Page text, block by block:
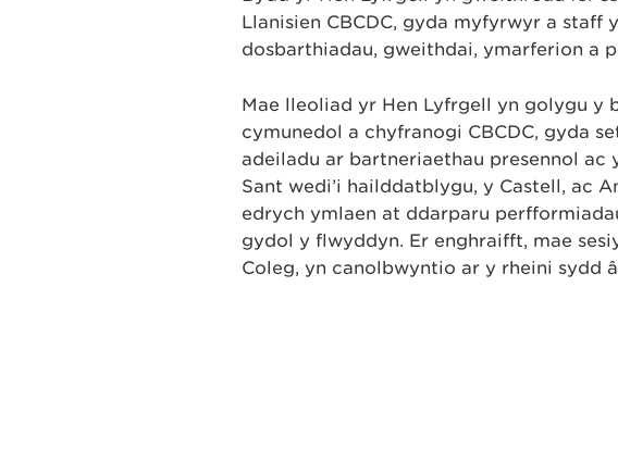
Llanisien CBCDC, gyda myfyrwyr a
dosbarthiadau, gweithdai, ymarferion a
Mae lleoliad yr Hen Lyfrgell yn golygu y
cymunedol a chyfranogi CBCDC, gyda
adeiladu ar bartneriaethau presennol ac
Sant wedi’i hailddatblygu, y Castell, ac
edrych ymlaen at ddarparu
gydol y flwyddyn. Er enghraifft, mae
Coleg, yn canolbwyntio ar y rheini sydd